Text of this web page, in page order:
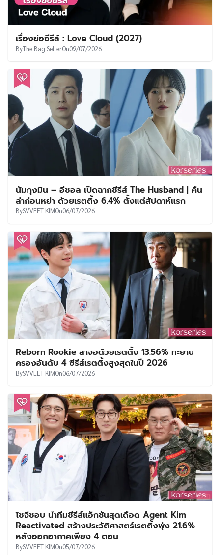
เรื่องย่อซีรีส์ : Love Cloud (2027)
ByThe Bag SellerOn09/07/2026
นัมกุงมิน – อีซอล เปิดฉากซีรีส์ The Husband | คืน
ล่าก่อนหย่า ด้วยเรตติ้ง 6.4% ตั้งแต่สัปดาห์แรก
BySVVEET KIMOn06/07/2026
Reborn Rookie ลาจอด้วยเรตติ้ง 13.56% ทะยาน
ครองอันดับ 4 ซีรีส์เรตติ้งสูงสุดในปี 2026
BySVVEET KIMOn06/07/2026
โซจีซอบ นำทีมซีรีส์แอ็กชันสุดเดือด Agent Kim
Reactivated สร้างประวัติศาสตร์เรตติ้งพุ่ง 21.6%
หลังออกอากาศเพียง 4 ตอน
BySVVEET KIMOn05/07/2026